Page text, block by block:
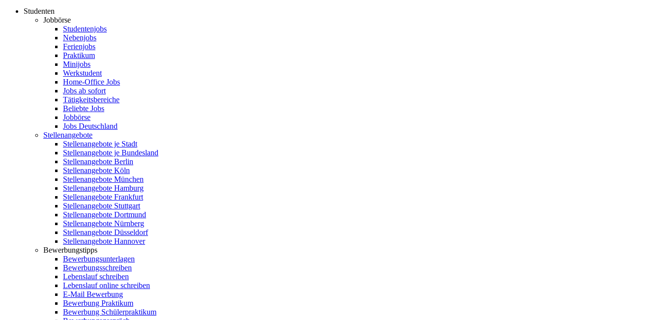
Studenten
Jobbörse
Studentenjobs
Nebenjobs
Ferienjobs
Praktikum
Minijobs
Werkstudent
Home-Office Jobs
Jobs ab sofort
Tätigkeitsbereiche
Beliebte Jobs
Jobbörse
Jobs Deutschland
Stellenangebote
Stellenangebote je Stadt
Stellenangebote je Bundesland
Stellenangebote Berlin
Stellenangebote Köln
Stellenangebote München
Stellenangebote Hamburg
Stellenangebote Frankfurt
Stellenangebote Stuttgart
Stellenangebote Dortmund
Stellenangebote Nürnberg
Stellenangebote Düsseldorf
Stellenangebote Hannover
Bewerbungstipps
Bewerbungsunterlagen
Bewerbungsschreiben
Lebenslauf schreiben
Lebenslauf online schreiben
E-Mail Bewerbung
Bewerbung Praktikum
Bewerbung Schülerpraktikum